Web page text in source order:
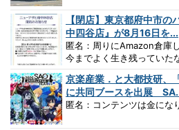
【閉店】東京都府中市
中四谷店』が8月16日を...
匿名：周りにAmazon倉庫
今までよく生き残っていた
京楽産業．と大都技研、
に共同ブースを出展
匿名：コンテンツは金にな